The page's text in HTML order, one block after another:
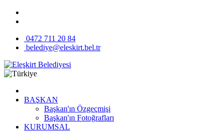
0472 711 20 84
belediye@eleskirt.bel.tr
BAŞKAN
Başkan'ın Özgeçmişi
Başkan'ın Fotoğrafları
KURUMSAL